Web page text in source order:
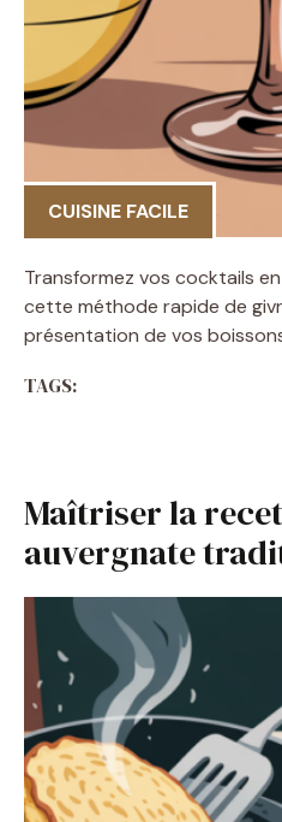
CUISINE FACILE
Transformez vos cocktails
cette méthode rapide de
présentation de vos
TAGS:
Maîtriser la
auvergnate